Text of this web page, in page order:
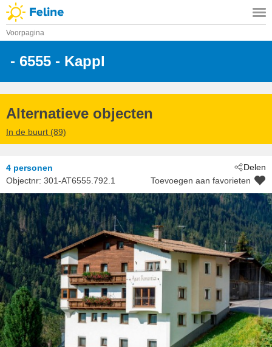
Voorpagina
- 6555 - Kappl
Alternatieve objecten
In de buurt (89)
Delen
4 personen
Objectnr: 301-AT6555.792.1 Toevoegen aan favorieten